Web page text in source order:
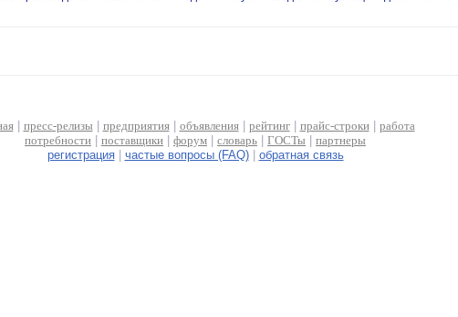
| пресс-релизы предприятия| объявления| рейтинг| прайс-строки| работа
потребности
поставщики форум словарь ГОСТы
партнеры
регистрация| частые вопросы (FAQ)| обратная связь